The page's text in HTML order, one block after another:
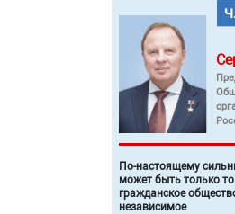
По-настоящему
может быть только
гражданское
независимое